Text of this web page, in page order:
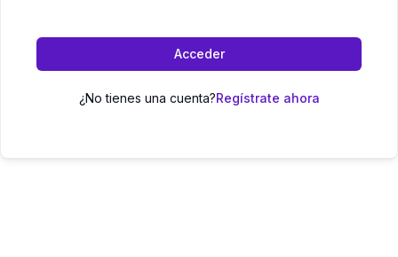
Acceder
¿No tienes una cuenta?Regístrate ahora